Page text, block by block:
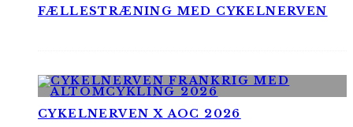
FÆLLESTRÆNING MED CYKELNERVEN
CYKELNERVEN X AOC 2026